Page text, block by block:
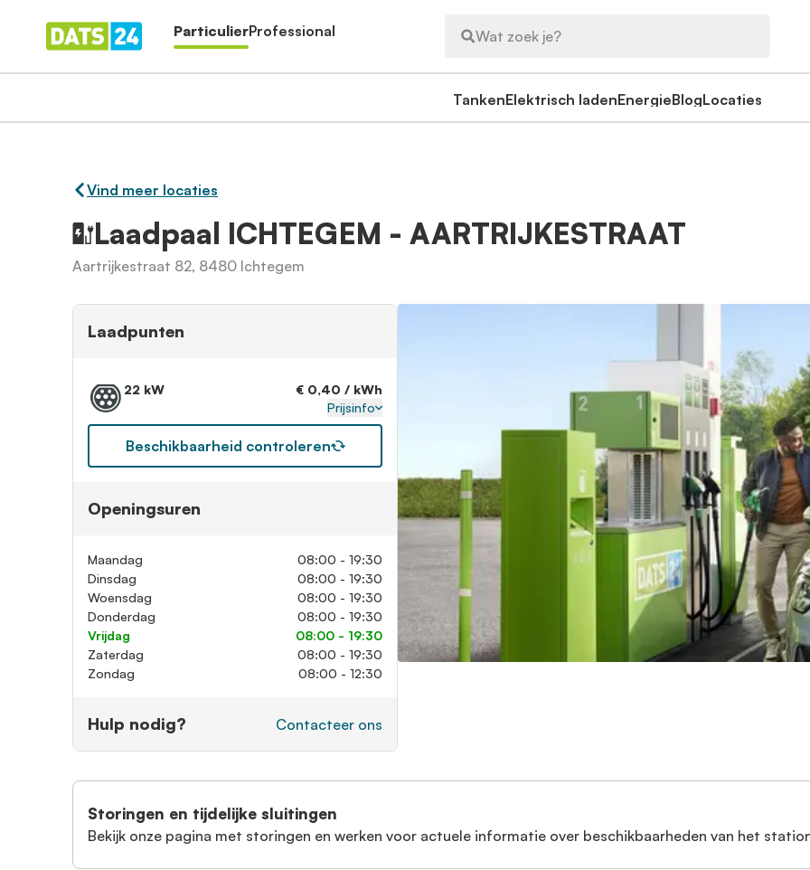
ParticulierProfessional Wat zoek je?
TankenElektrisch ladenEnergieBlogLocaties
Vind meer locaties
Laadpaal ICHTEGEM - AARTRIJKESTRAAT
Aartrijkestraat 82, 8480 Ichtegem
Laadpunten
22 kW
€ 0,40 / kWh
Prijsinfo
Beschikbaarheid controleren
Openingsuren
Maandag
08:00 - 19:30
Dinsdag
08:00 - 19:30
Woensdag
08:00 - 19:30
Donderdag
08:00 - 19:30
Vrijdag
08:00 - 19:30
Zaterdag
08:00 - 19:30
Zondag
08:00 - 12:30
Hulp nodig? Contacteer ons
Storingen en tijdelijke sluitingen
Bekijk onze pagina met storingen en werken voor actuele informatie over beschikbaarheden van het